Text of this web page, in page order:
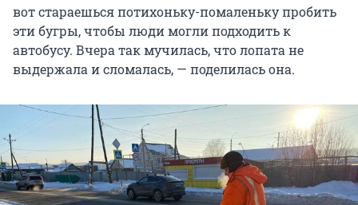
вот стараешься потихоньку-помаленьку пробить
эти бугры, чтобы люди могли подходить к
автобусу. Вчера так мучилась, что лопата не
выдержала и сломалась, — поделилась она.